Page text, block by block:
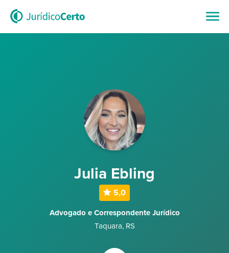
Julia Ebling
5,0
Advogado e Correspondente Jurídico
Taquara, RS